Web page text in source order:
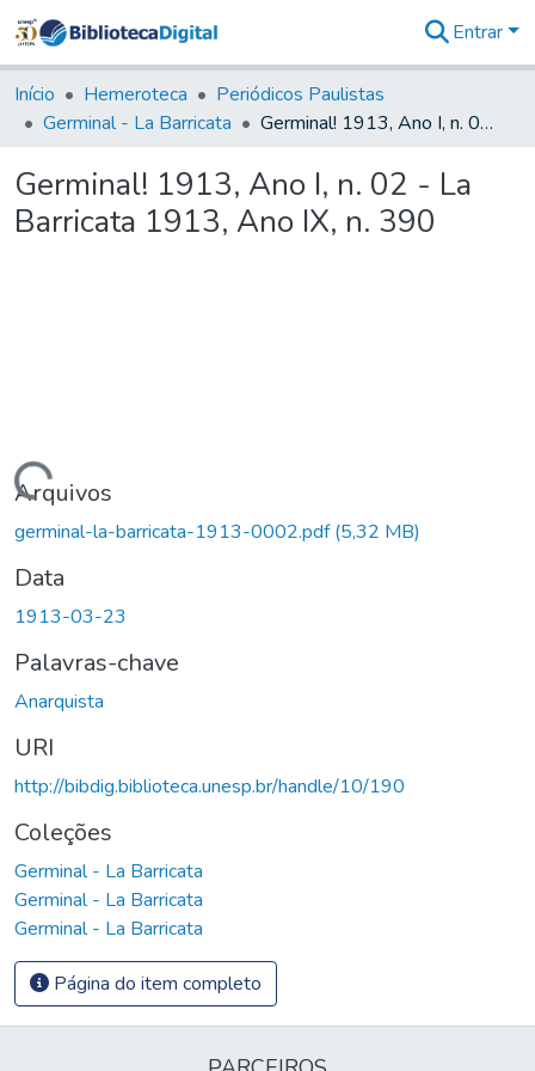
&
Coleções
Tudo na
Digital
Estatísticas
Entrar
Início Hemeroteca
Periódicos Paulistas
Germinal - La Barricata
Germinal! 1913, Ano I, n. 02 - La Barricata 1913, Ano IX, n. 390
Germinal! 1913, Ano I, n. 02 - La
Barricata 1913, Ano IX, n. 390
Carregando...
Arquivos
germinal-la-barricata-1913-0002.pdf(5,32 MB)
Data
1913-03-23
Palavras-chave
Anarquista
URI
http://bibdig.biblioteca.unesp.br/handle/10/190
Coleções
Germinal - La Barricata
Germinal - La Barricata
Germinal - La Barricata
Página do item completo